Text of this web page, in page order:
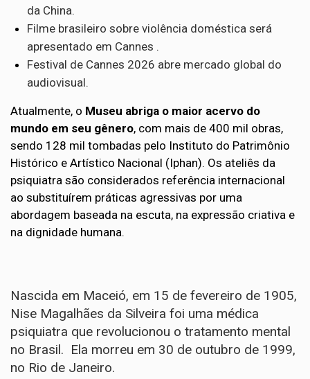
da China.
Filme brasileiro sobre violência doméstica será
apresentado em Cannes .
Festival de Cannes 2026 abre mercado global do
audiovisual.
Atualmente, o Museu abriga o maior acervo do
mundo em seu gênero, com mais de 400 mil obras,
sendo 128 mil tombadas pelo Instituto do Patrimônio
Histórico e Artístico Nacional (Iphan). Os ateliês da
psiquiatra são considerados referência internacional
ao substituírem práticas agressivas por uma
abordagem baseada na escuta, na expressão criativa e
na dignidade humana.
Nascida em Maceió, em 15 de fevereiro de 1905,
Nise Magalhães da Silveira foi uma médica
psiquiatra que revolucionou o tratamento mental
no Brasil. Ela morreu em 30 de outubro de 1999,
no Rio de Janeiro.